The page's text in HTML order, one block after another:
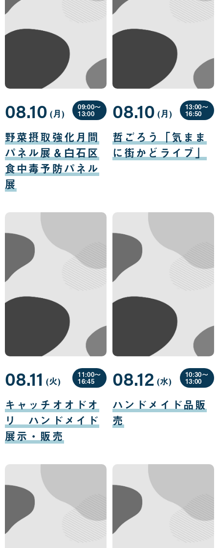
野菜摂取強化月間
パネル展＆白石区
食中毒予防パネル
展
08.10
月
10
日
(月曜
日
)
09:00〜
13:00
哲ごろう「気まま
に街かどライブ」
08.10
月
10
日
(月曜
日
)
13:00〜
16:50
キャッチオオドオ
リ ハンドメイド
展示・販売
08.11
月
11
日
(火曜
日
)
11:00〜
16:45
ハンドメイド品販
売
08.12
月
12
日
(水曜
日
)
10:30〜
13:00